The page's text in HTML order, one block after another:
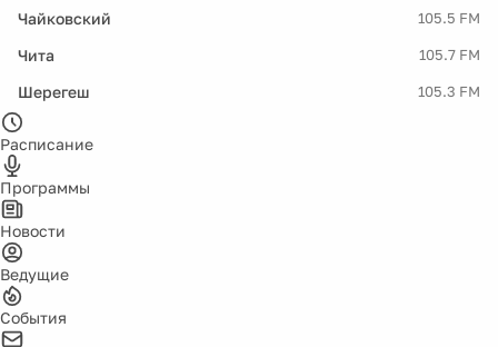
Чайковский 105.5 FM
Чита 105.7 FM
Шерегеш 105.3 FM
Расписание
Программы
Новости
Ведущие
События